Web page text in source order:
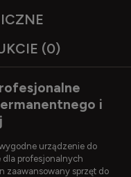
(0)
i
urządzenie do
dla profesjonalnych
zaawansowany sprzęt do